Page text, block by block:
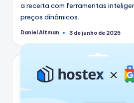
a receita com ferramentas
preços dinâmicos.
Postado
Daniel Altman 3 de junho de 2025